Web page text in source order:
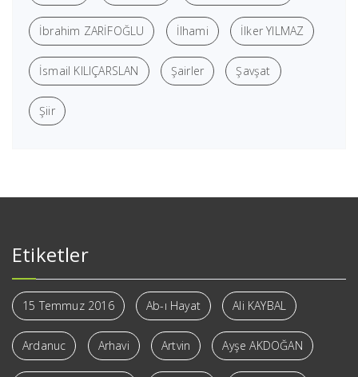
İbrahim ZARİFOĞLU İlhami İlker YILMAZ
İsmail KILIÇARSLAN Şairler Şavşat
Şiir
Etiketler
15 Temmuz 2016 Ab-ı Hayat Ali KAYBAL
Ardanuc Arhavi Artvin Ayşe AKDOĞAN